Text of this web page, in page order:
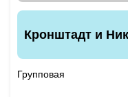
Кронштадт и
Групповая